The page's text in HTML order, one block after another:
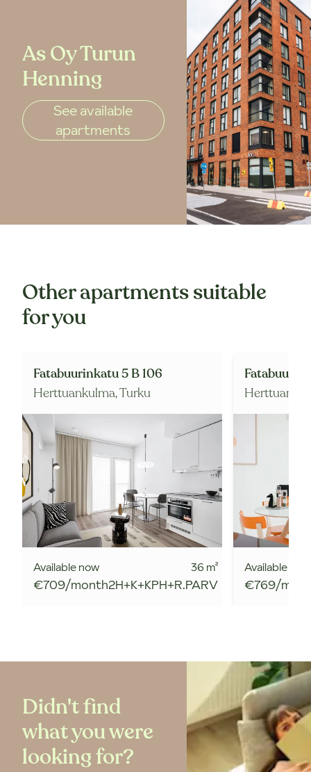
As Oy Turun
Henning
See available
apartments
Other apartments suitable
for you
Fatabuurinkatu 5 B 106
Herttuankulma,Turku
Available now
€709/month
36 m²
2H+K+KPH+R.PARV
Available now
€769/
Didn't find
what you were
looking for?